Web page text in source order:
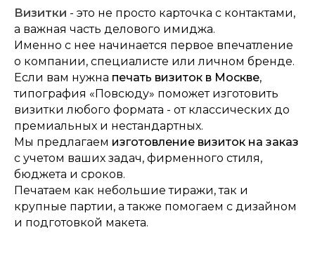
Визитки - это не просто карточка с контактами,
а важная часть делового имиджа.
Именно с нее начинается первое впечатление
о компании, специалисте или личном бренде.
Если вам нужна печать визиток в Москве,
типография «Повсюду» поможет изготовить
визитки любого формата - от классических до
премиальных и нестандартных.
Мы предлагаем изготовление визиток на заказ
с учетом ваших задач, фирменного стиля,
бюджета и сроков.
Печатаем как небольшие тиражи, так и
крупные партии, а также помогаем с дизайном
и подготовкой макета.